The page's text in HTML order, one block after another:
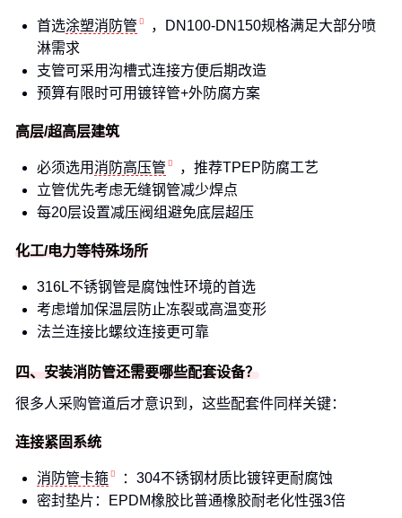
首选涂塑消防管
，DN100-DN150规格满足大部分喷
淋需求
支管可采用沟槽式连接方便后期改造
预算有限时可用镀锌管+外防腐方案
高层/超高层建筑
必须选用消防高压管
，推荐TPEP防腐工艺
立管优先考虑无缝钢管减少焊点
每20层设置减压阀组避免底层超压
化工/电力等特殊场所
316L不锈钢管是腐蚀性环境的首选
考虑增加保温层防止冻裂或高温变形
法兰连接比螺纹连接更可靠
四、安装消防管还需要哪些配套设备？
很多人采购管道后才意识到，这些配套件同样关键：
连接紧固系统
消防管卡箍
：304不锈钢材质比镀锌更耐腐蚀
密封垫片：EPDM橡胶比普通橡胶耐老化性强3倍